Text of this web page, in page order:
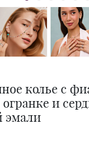
колье с
и
эмали